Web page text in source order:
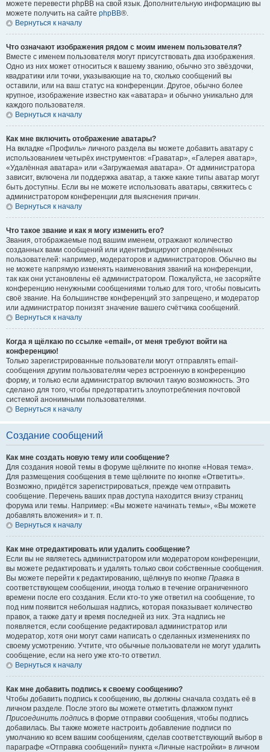
можете перевести phpBB на свой язык. Дополнительную информацию вы
можете получить на сайте phpBB®.
Вернуться к началу
Что означают изображения рядом с моим именем пользователя?
Вместе с именем пользователя могут присутствовать два изображения.
Одно из них может относиться к вашему званию, обычно это звёздочки,
квадратики или точки, указывающие на то, сколько сообщений вы
оставили, или на ваш статус на конференции. Другое, обычно более
крупное, изображение известно как «аватара» и обычно уникально для
каждого пользователя.
Вернуться к началу
Как мне включить отображение аватары?
На вкладке «Профиль» личного раздела вы можете добавить аватару с
использованием четырёх инструментов: «Граватар», «Галерея аватар»,
«Удалённая аватара» или «Загружаемая аватара». От администратора
зависит, включена ли поддержка аватар, а также какие типы аватар могут
быть доступны. Если вы не можете использовать аватары, свяжитесь с
администратором конференции для выяснения причин.
Вернуться к началу
Что такое звание и как я могу изменить его?
Звания, отображаемые под вашим именем, отражают количество
созданных вами сообщений или идентифицируют определённых
пользователей: например, модераторов и администраторов. Обычно вы
не можете напрямую изменять наименования званий на конференции,
так как они установлены её администратором. Пожалуйста, не засоряйте
конференцию ненужными сообщениями только для того, чтобы повысить
своё звание. На большинстве конференций это запрещено, и модератор
или администратор понизят значение вашего счётчика сообщений.
Вернуться к началу
Когда я щёлкаю по ссылке «email», от меня требуют войти на
конференцию!
Только зарегистрированные пользователи могут отправлять email-
сообщения другим пользователям через встроенную в конференцию
форму, и только если администратор включил такую возможность. Это
сделано для того, чтобы предотвратить злоупотребления почтовой
системой анонимными пользователями.
Вернуться к началу
Создание сообщений
Как мне создать новую тему или сообщение?
Для создания новой темы в форуме щёлкните по кнопке «Новая тема».
Для размещения сообщения в теме щёлкните по кнопке «Ответить».
Возможно, придётся зарегистрироваться, прежде чем отправить
сообщение. Перечень ваших прав доступа находится внизу страниц
форума или темы. Например: «Вы можете начинать темы», «Вы можете
добавлять вложения» и т. п.
Вернуться к началу
Как мне отредактировать или удалить сообщение?
Если вы не являетесь администратором или модератором конференции,
вы можете редактировать и удалять только свои собственные сообщения.
Вы можете перейти к редактированию, щёлкнув по кнопке Правка в
соответствующем сообщении, иногда только в течение ограниченного
времени после его создания. Если кто-то уже ответил на сообщение, то
под ним появится небольшая надпись, которая показывает количество
правок, а также дату и время последней из них. Эта надпись не
появляется, если сообщение редактировал администратор или
модератор, хотя они могут сами написать о сделанных изменениях по
своему усмотрению. Учтите, что обычные пользователи не могут удалить
сообщение, если на него уже кто-то ответил.
Вернуться к началу
Как мне добавить подпись к своему сообщению?
Чтобы добавить подпись к сообщению, вы должны сначала создать её в
личном разделе. После этого вы можете отметить флажком пункт
Присоединить подпись в форме отправки сообщения, чтобы подпись
добавилась. Вы также можете настроить добавление подписи по
умолчанию ко всем вашим сообщениям, сделав соответствующий выбор в
параграфе «Отправка сообщений» пункта «Личные настройки» в личном